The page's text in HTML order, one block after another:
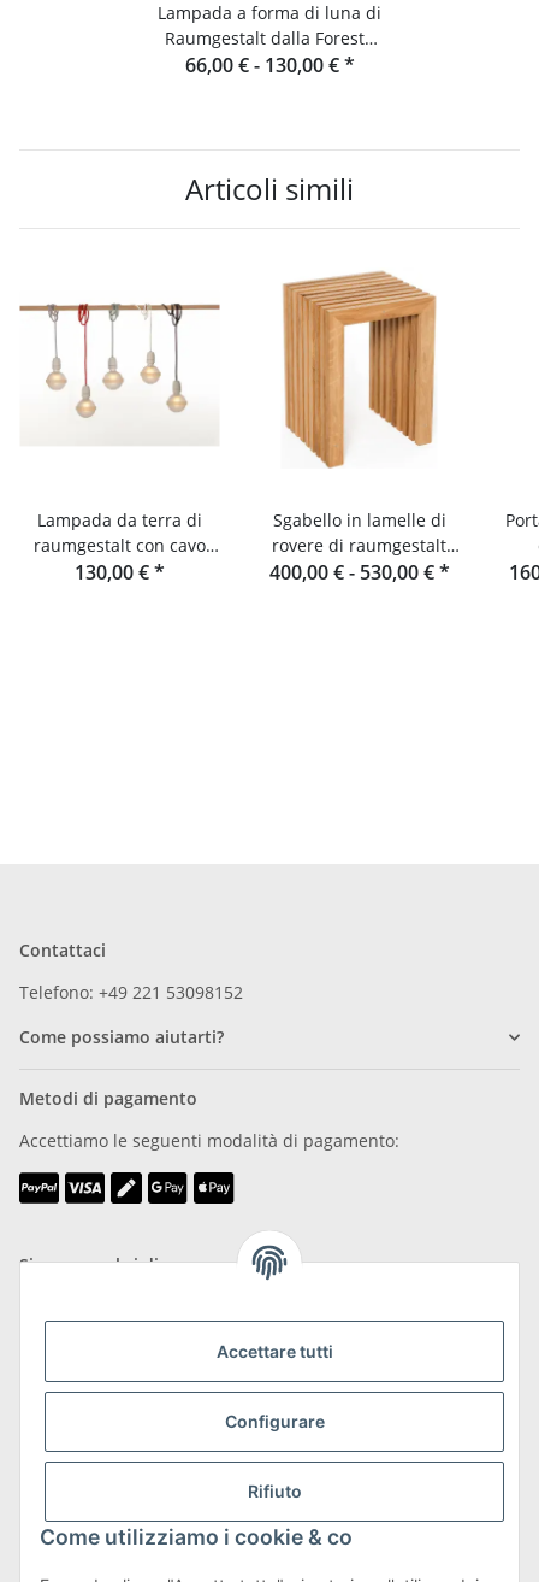
Accettare tutti
Configurare
Rifiuto
Come utilizziamo i cookie & co
Lampada a forma di luna di
Raumgestalt dalla Foresta
Nera
66,00 € - 130,00 €*
Articoli simili
Lampada da terra di
raumgestalt con cavo
tessile
130,00 €*
Sgabello in lamelle di
rovere di raumgestalt
dalla Foresta Nera
400,00 € - 530,00 €*
Contattaci
Telefono: +49 221 53098152
Come possiamo aiutarti?
Metodi di pagamento
Accettiamo le seguenti modalità di pagamento:
Siamo membri di
Maggiori informazioni su spedizioni e resi